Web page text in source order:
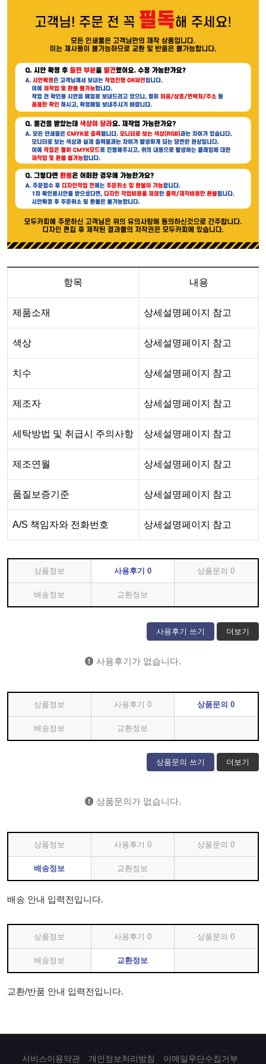
항목 내용
제품소재 상세설명페이지 참고
색상 상세설명페이지 참고
치수 상세설명페이지 참고
제조자 상세설명페이지 참고
세탁방법 및 취급시 주의사항 상세설명페이지 참고
제조연월 상세설명페이지 참고
품질보증기준 상세설명페이지 참고
A/S 책임자와 전화번호 상세설명페이지 참고
상품정보 사용후기 0 상품문의0
배송정보 교환정보
사용후기 쓰기 더보기
사용후기가 없습니다.
상품정보 사용후기 0 상품문의0
배송정보 교환정보
상품문의 쓰기 더보기
상품문의가 없습니다.
상품정보 사용후기 0 상품문의0
배송정보 교환정보
배송 안내 입력전입니다.
상품정보 사용후기 0 상품문의0
배송정보 교환정보
교환/반품 안내 입력전입니다.
서비스이용약관 개인정보처리방침 이메일무단수집거부